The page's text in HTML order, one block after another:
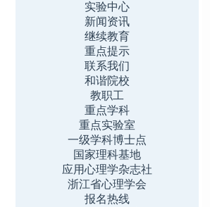
实验中心
新闻资讯
继续教育
重点提示
联系我们
和谐院校
教职工
重点学科
重点实验室
一级学科博士点
国家理科基地
应用心理学杂志社
浙江省心理学会
报名热线